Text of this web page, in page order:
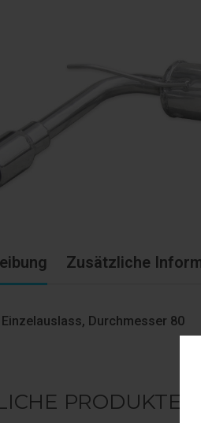
Zusätzliche
Durchmesser 80
PRODUKTE